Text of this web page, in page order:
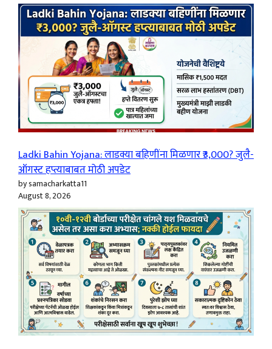
Ladki Bahin Yojana: लाडक्या बहिणींना मिळणार ₹3,000? जुलै-
ऑगस्ट हप्त्याबाबत मोठी अपडेट
by samacharkatta11
August 8, 2026